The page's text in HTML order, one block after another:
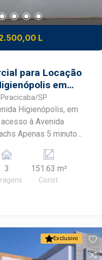
L
para Locação
em
151,63 m² de
SP
à Avenida
Apenas 5 minutos
comercial e
Área do
e
diversos segmentos
3 151.63 m²
Const.
Exclusivo